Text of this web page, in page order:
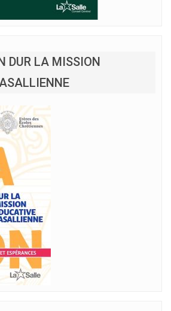
DUR LA MISSION